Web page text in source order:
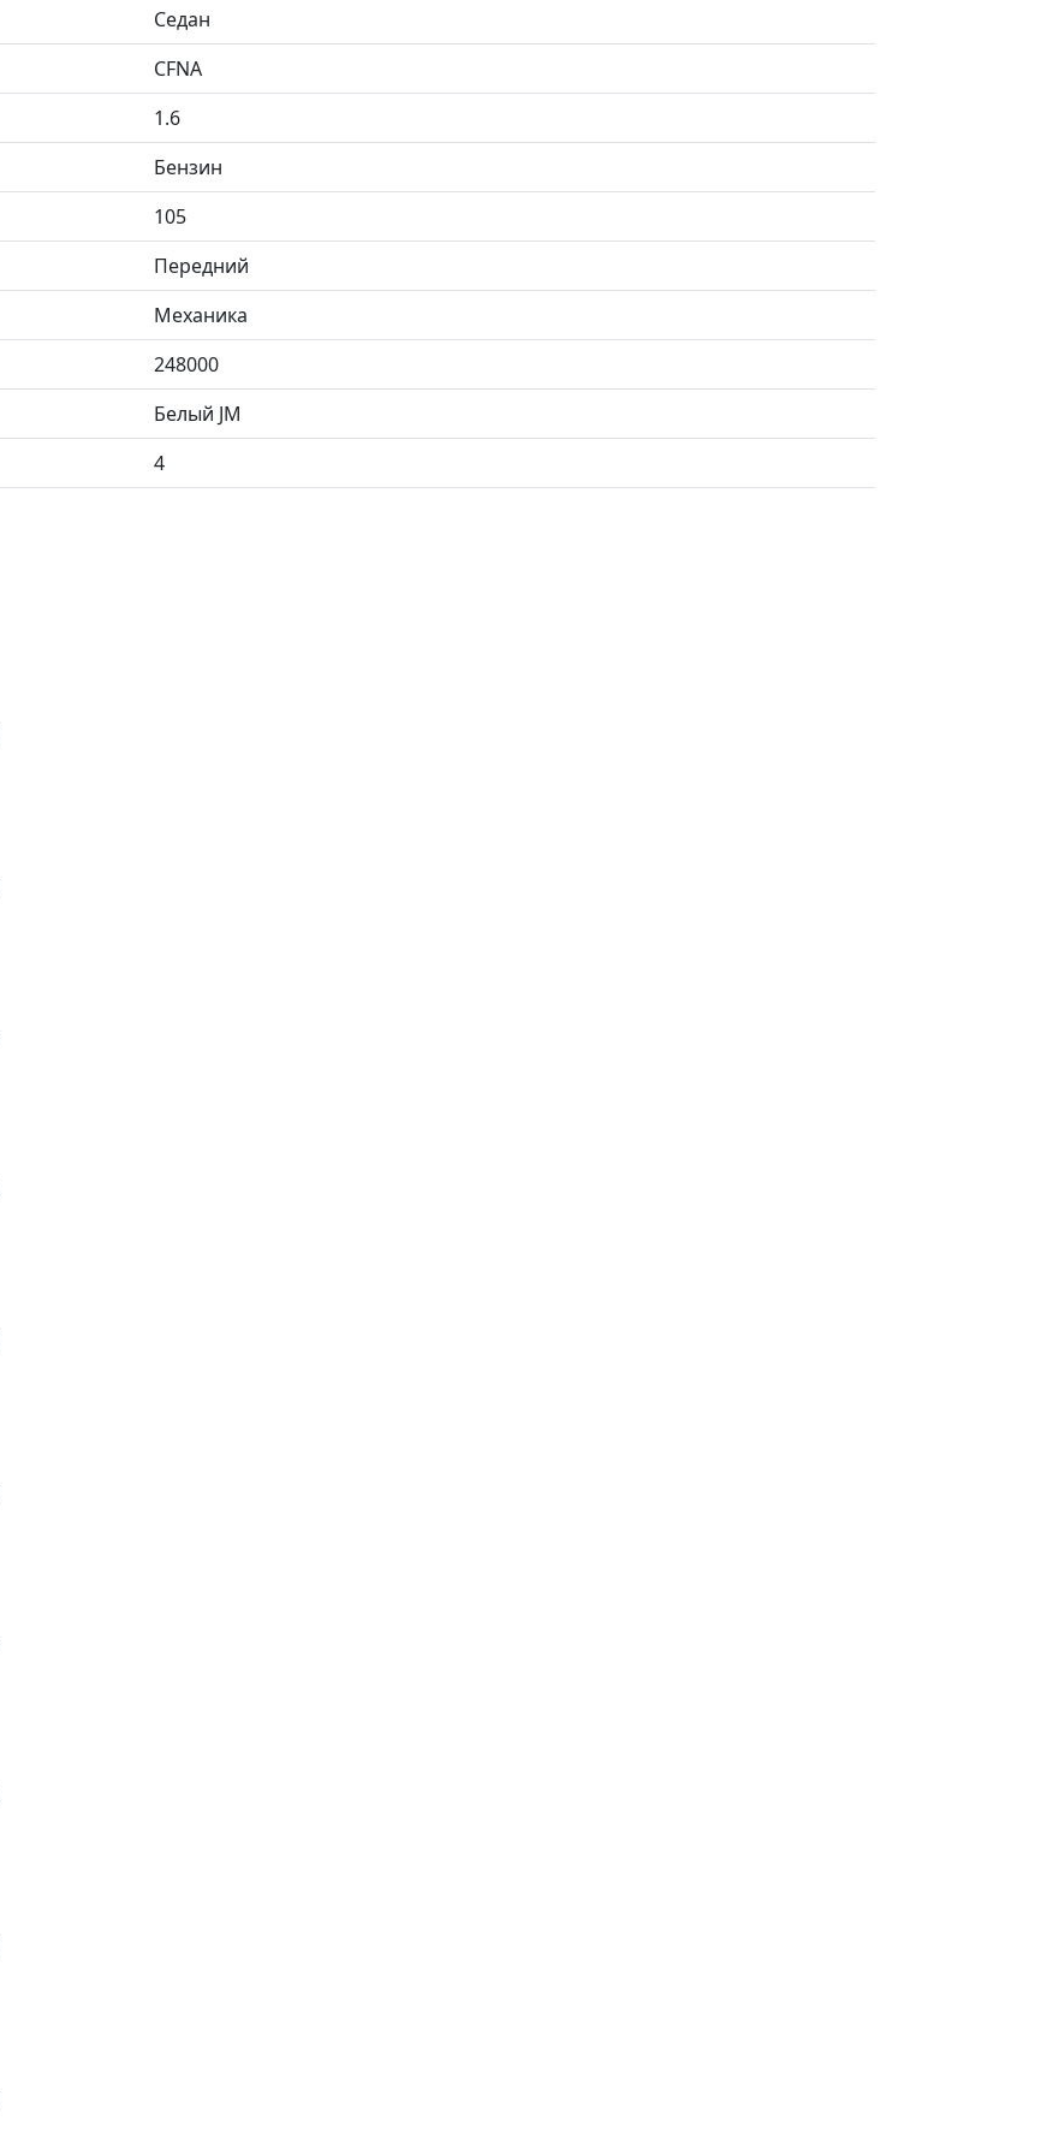
Седан
CFNA
1.6
Бензин
105
Передний
Механика
248000
Белый JM
4